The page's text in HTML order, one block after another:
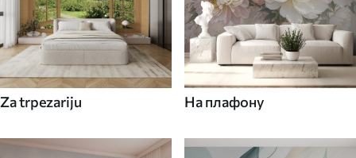
Za trpezariju На плафону